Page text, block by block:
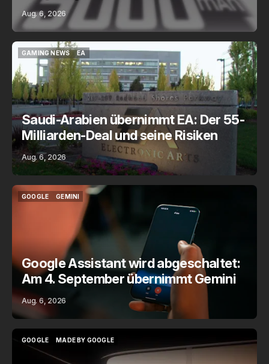
Aug. 6, 2026
GAMING NEWS
GAMING NEWS
EA
EA
Saudi-Arabien übernimmt EA: Der 55-
Milliarden-Deal und seine Risiken
Aug. 6, 2026
GOOGLE
GEMINI
Google Assistant wird abgeschaltet:
Am 4. September übernimmt Gemini
Aug. 6, 2026
GOOGLE
GOOGLE
MADE BY GOOGLE